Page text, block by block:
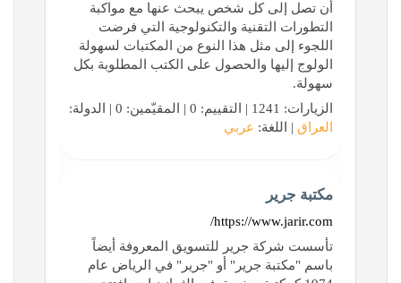
أن تصل إلى كل شخص يبحث عنها مع مواكبة
التطورات التقنية والتكنولوجية التي فرضت
اللجوء إلى مثل هذا النوع من المكتبات لسهولة
الولوج إليها والحصول على الكتب المطلوبة بكل
سهولة.
الزيارات: 1241 | التقييم: 0 | المقيّمين: 0 | الدولة:
العراق | اللغة: عربي
مكتبة جرير
https://www.jarir.com/
تأسست شركة جرير للتسويق المعروفة أيضاً
باسم "مكتبة جرير" أو "جرير" في الرياض عام